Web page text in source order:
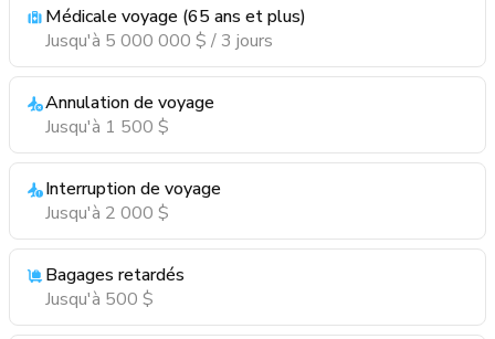
Médicale voyage (65 ans et plus)
Jusqu'à 5 000 000 $ / 3 jours
Annulation de voyage
Jusqu'à 1 500 $
Interruption de voyage
Jusqu'à 2 000 $
Bagages retardés
Jusqu'à 500 $